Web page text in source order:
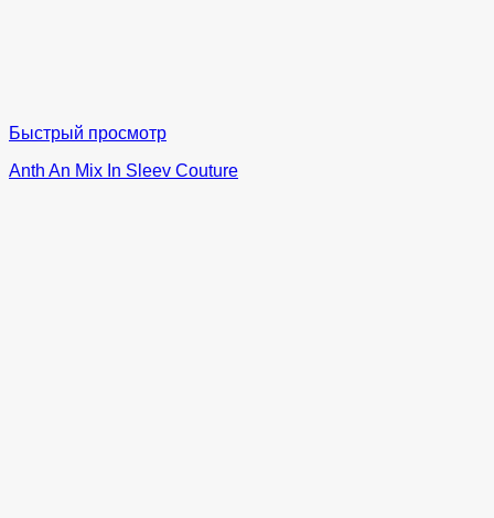
Быстрый просмотр
Anth An Mix In Sleev Couture